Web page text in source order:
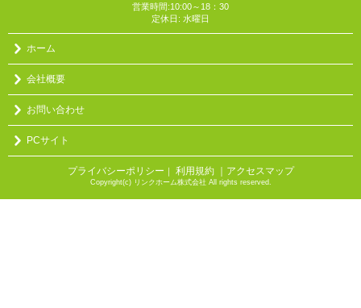
営業時間:10:00～18：30
定休日: 水曜日
ホーム
会社概要
お問い合わせ
PCサイト
プライバシーポリシー ｜ 利用規約 ｜アクセスマップ
Copyright(c) リンクホーム株式会社 All rights reserved.